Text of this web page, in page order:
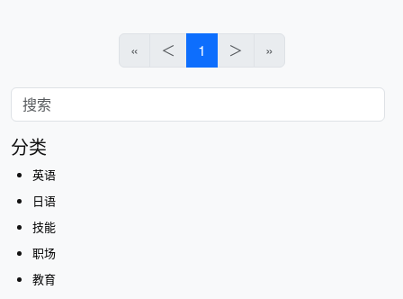
« ＜ 1 ＞ »
分类
英语
日语
技能
职场
教育